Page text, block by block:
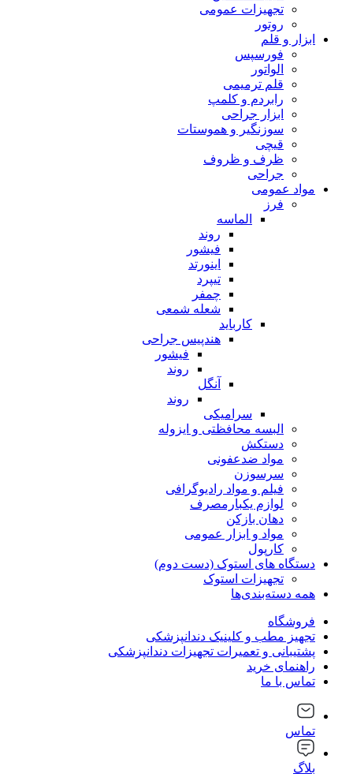
تجهیزات عمومی
روتور
ابزار و قلم
فورسپس
الواتور
قلم ترمیمی
رابردم و کلمپ
ابزار جراحی
سوزنگیر و هموستات
قیچی
ظرف و ظروف
جراحی
مواد عمومی
فرز
الماسه
روند
فیشور
اینورتد
تیپرد
چمفر
شعله شمعی
کارباید
هندپیس جراحی
فیشور
روند
آنگل
روند
سرامیکی
البسه محافظتی و ایزوله
دستکش
مواد ضدعفونی
سرسوزن
فیلم و مواد رادیوگرافی
لوازم یکبارمصرف
دهان بازکن
مواد و ابزار عمومی
کارپول
دستگاه های استوک (دست دوم)
تجهیزات استوک
همه دسته‌بندی‌ها
فروشگاه
تجهیز مطب و کلینیک دندانپزشکی
پشتیبانی و تعمیرات تجهیزات دندانپزشکی
راهنمای خرید
تماس با ما
تماس
بلاگ